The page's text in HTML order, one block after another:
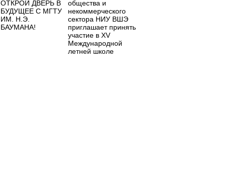
ОТКРОЙ ДВЕРЬ В
БУДУЩЕЕ С МГТУ
ИМ. Н.Э.
БАУМАНА!
общества и
некоммерческого
сектора НИУ ВШЭ
приглашает принять
участие в XV
Международной
летней школе